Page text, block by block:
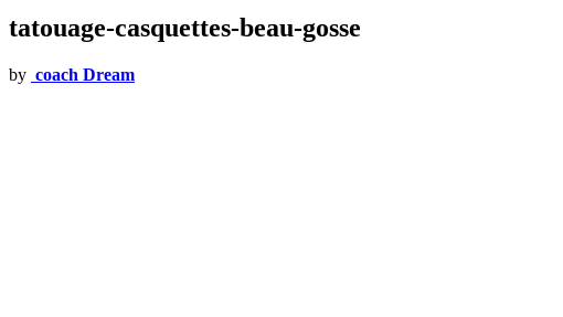
tatouage-casquettes-beau-gosse
by coach Dream